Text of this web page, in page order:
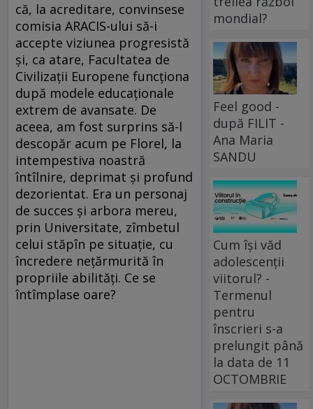
că, la acreditare, convinsese
comisia ARACIS-ului să-i
accepte viziunea progresistă
și, ca atare, Facultatea de
Civilizații Europene funcționa
după modele educaționale
extrem de avansate. De
aceea, am fost surprins să-l
descopăr acum pe Florel, la
intempestiva noastră
întîlnire, deprimat și profund
dezorientat. Era un personaj
de succes și arbora mereu,
prin Universitate, zîmbetul
celui stăpîn pe situație, cu
încredere nețărmurită în
propriile abilități. Ce se
întîmplase oare?
mondial?
Feel good -
după FILIT -
Ana Maria
SANDU
Cum își văd
adolescenții
viitorul? -
Termenul
pentru
înscrieri s-a
prelungit până
la data de 11
OCTOMBRIE